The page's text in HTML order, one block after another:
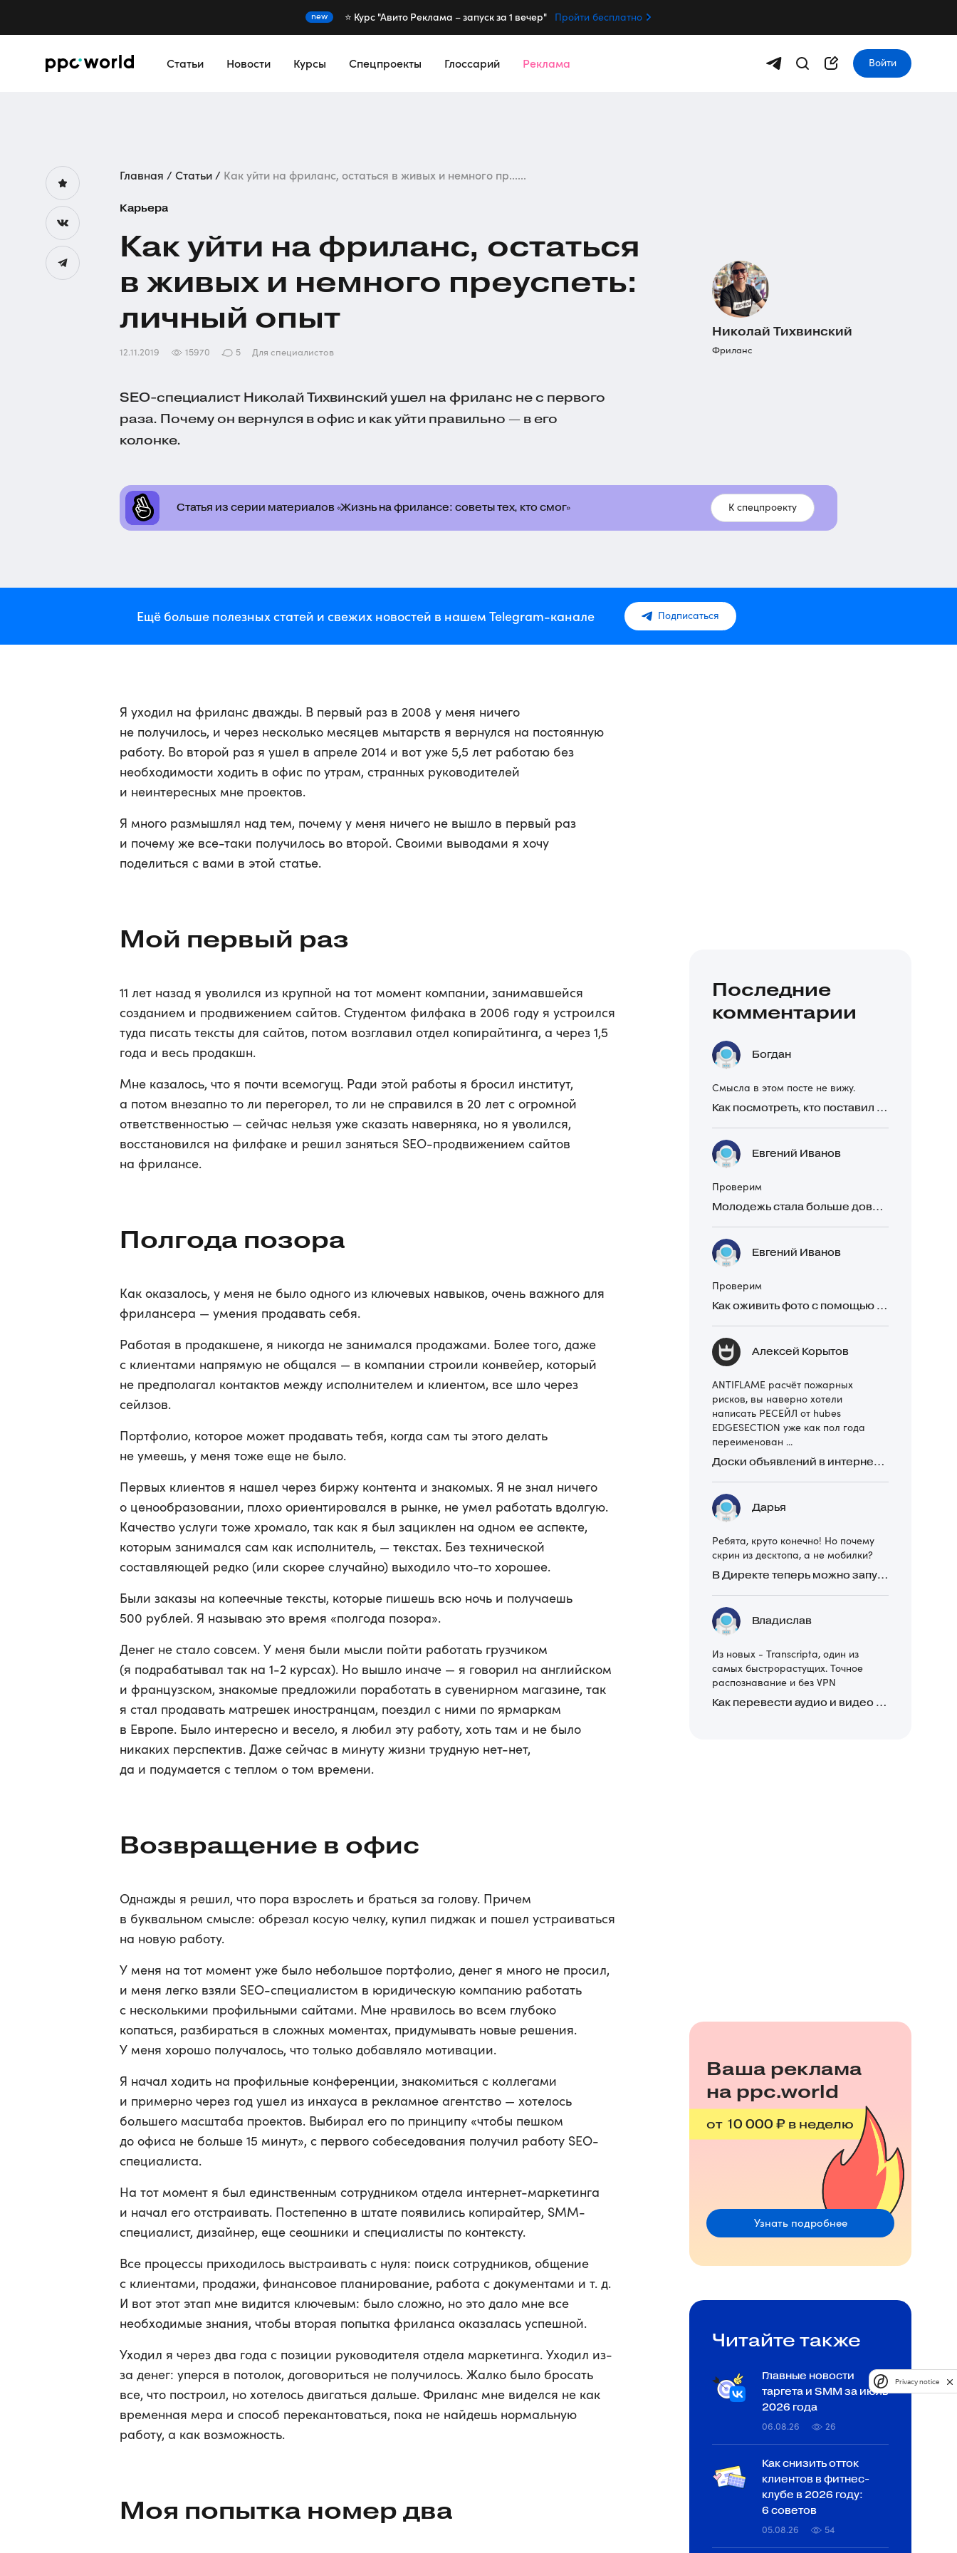
new ⭐️ Курс "Авито Реклама – запуск за 1 вечер" Пройти бесплатно
Статьи Новости Курсы Спецпроекты Глоссарий Реклама Войти
Главная Статьи Как уйти на фриланс, остаться в живых и немного пр......
Карьера
Как уйти на фриланс, остаться
в живых и немного преуспеть:
личный опыт
12.11.2019 15970 5 Для специалистов
SEO-специалист Николай Тихвинский ушел на фриланс не с первого
раза. Почему он вернулся в офис и как уйти правильно — в его
колонке.
Николай Тихвинский
Фриланс
Статья из серии материалов «Жизнь на фрилансе: советы тех, кто смог» К спецпроекту
Ещё больше полезных статей и свежих новостей в нашем Telegram-канале Подписаться
Я уходил на фриланс дважды. В первый раз в 2008 у меня ничего
не получилось, и через несколько месяцев мытарств я вернулся на постоянную
работу. Во второй раз я ушел в апреле 2014 и вот уже 5,5 лет работаю без
необходимости ходить в офис по утрам, странных руководителей
и неинтересных мне проектов.
Я много размышлял над тем, почему у меня ничего не вышло в первый раз
и почему же все-таки получилось во второй. Своими выводами я хочу
поделиться с вами в этой статье.
Мой первый раз
11 лет назад я уволился из крупной на тот момент компании, занимавшейся
созданием и продвижением сайтов. Студентом филфака в 2006 году я устроился
туда писать тексты для сайтов, потом возглавил отдел копирайтинга, а через 1,5
года и весь продакшн.
Мне казалось, что я почти всемогущ. Ради этой работы я бросил институт,
а потом внезапно то ли перегорел, то ли не справился в 20 лет с огромной
ответственностью — сейчас нельзя уже сказать наверняка, но я уволился,
восстановился на филфаке и решил заняться SEO-продвижением сайтов
на фрилансе.
Полгода позора
Как оказалось, у меня не было одного из ключевых навыков, очень важного для
фрилансера — умения продавать себя.
Работая в продакшене, я никогда не занимался продажами. Более того, даже
с клиентами напрямую не общался — в компании строили конвейер, который
не предполагал контактов между исполнителем и клиентом, все шло через
сейлзов.
Портфолио, которое может продавать тебя, когда сам ты этого делать
не умеешь, у меня тоже еще не было.
Первых клиентов я нашел через биржу контента и знакомых. Я не знал ничего
о ценообразовании, плохо ориентировался в рынке, не умел работать вдолгую.
Качество услуги тоже хромало, так как я был зациклен на одном ее аспекте,
которым занимался сам как исполнитель, — текстах. Без технической
составляющей редко (или скорее случайно) выходило что-то хорошее.
Были заказы на копеечные тексты, которые пишешь всю ночь и получаешь
500 рублей. Я называю это время «полгода позора».
Денег не стало совсем. У меня были мысли пойти работать грузчиком
(я подрабатывал так на 1-2 курсах). Но вышло иначе — я говорил на английском
и французском, знакомые предложили поработать в сувенирном магазине, так
я стал продавать матрешек иностранцам, поездил с ними по ярмаркам
в Европе. Было интересно и весело, я любил эту работу, хоть там и не было
никаких перспектив. Даже сейчас в минуту жизни трудную нет-нет,
да и подумается с теплом о том времени.
Возвращение в офис
Однажды я решил, что пора взрослеть и браться за голову. Причем
в буквальном смысле: обрезал косую челку, купил пиджак и пошел устраиваться
на новую работу.
У меня на тот момент уже было небольшое портфолио, денег я много не просил,
и меня легко взяли SEO-специалистом в юридическую компанию работать
с несколькими профильными сайтами. Мне нравилось во всем глубоко
копаться, разбираться в сложных моментах, придумывать новые решения.
У меня хорошо получалось, что только добавляло мотивации.
Я начал ходить на профильные конференции, знакомиться с коллегами
и примерно через год ушел из инхауса в рекламное агентство — хотелось
большего масштаба проектов. Выбирал его по принципу «чтобы пешком
до офиса не больше 15 минут», с первого собеседования получил работу SEO-
специалиста.
На тот момент я был единственным сотрудником отдела интернет-маркетинга
и начал его отстраивать. Постепенно в штате появились копирайтер, SMM-
специалист, дизайнер, еще сеошники и специалисты по контексту.
Все процессы приходилось выстраивать с нуля: поиск сотрудников, общение
с клиентами, продажи, финансовое планирование, работа с документами и т. д.
И вот этот этап мне видится ключевым: было сложно, но это дало мне все
необходимые знания, чтобы вторая попытка фриланса оказалась успешной.
Уходил я через два года с позиции руководителя отдела маркетинга. Уходил из-
за денег: уперся в потолок, договориться не получилось. Жалко было бросать
все, что построил, но хотелось двигаться дальше. Фриланс мне виделся не как
временная мера и способ перекантоваться, пока не найдешь нормальную
работу, а как возможность.
Моя попытка номер два
Последние
комментарии
Богдан
Смысла в этом посте не вижу.
Как посмотреть, кто поставил реакцию в Telegram
Евгений Иванов
Проверим
Молодежь стала больше доверять рекомендациям в закрытых Telegram-чатах, чем официальной рекламе
Евгений Иванов
Проверим
Как оживить фото с помощью нейросетей в 2026 году: 17 бесплатных онлайн-сервисов, приложений и ботов
Алексей Корытов
ANTIFLAME расчёт пожарных
рисков, вы наверно хотели
написать РЕСЕЙЛ от hubes
EDGESECTION уже как пол года
переименован ...
Доски объявлений в интернете: какие лучше и безопаснее? Сравниваем 5 популярных
Дарья
Ребята, круто конечно! Но почему
скрин из десктопа, а не мобилки?
В Директе теперь можно запускать Премиум-билборд для мобильных устройств
Владислав
Из новых - Transcripta, один из
самых быстрорастущих. Точное
распознавание и без VPN
Как перевести аудио и видео в текст: обзор 24 нейросетей, программ и сервисов для транскрибации
Ваша реклама
на ppc.world
от 10 000 ₽ в неделю
Узнать подробнее
Читайте также
Главные новости
таргета и SMM за июль
2026 года
06.08.26 26
Как снизить отток
клиентов в фитнес-
клубе в 2026 году:
6 советов
05.08.26 54
Privacy notice